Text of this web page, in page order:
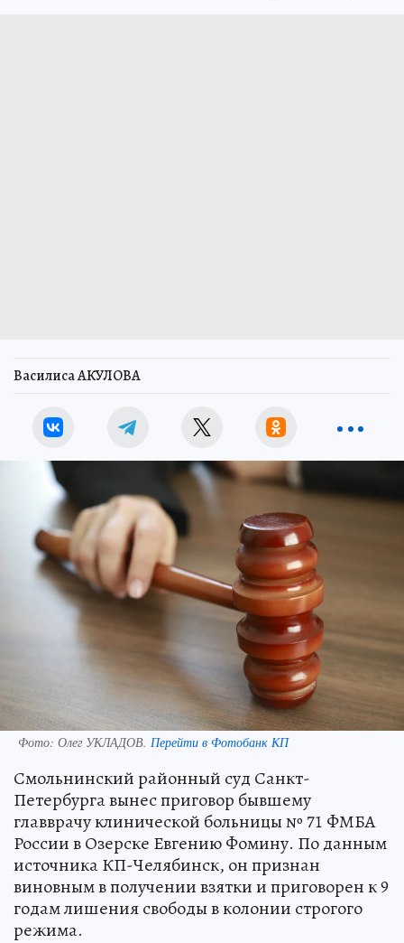
Василиса АКУЛОВА
Фото: Олег УКЛАДОВ. Перейти в Фотобанк КП
Смольнинский районный суд Санкт-
Петербурга вынес приговор бывшему
главврачу клинической больницы № 71 ФМБА
России в Озерске Евгению Фомину. По данным
источника КП-Челябинск, он признан
виновным в получении взятки и приговорен к 9
годам лишения свободы в колонии строгого
режима.